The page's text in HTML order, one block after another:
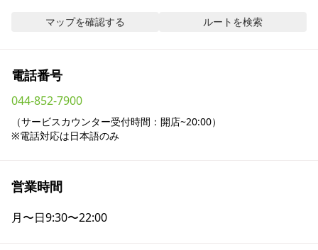
マップを確認する ルートを検索
電話番号
044-852-7900
（サービスカウンター受付時間：開店~20:00）
※電話対応は日本語のみ
営業時間
月〜日9:30〜22:00